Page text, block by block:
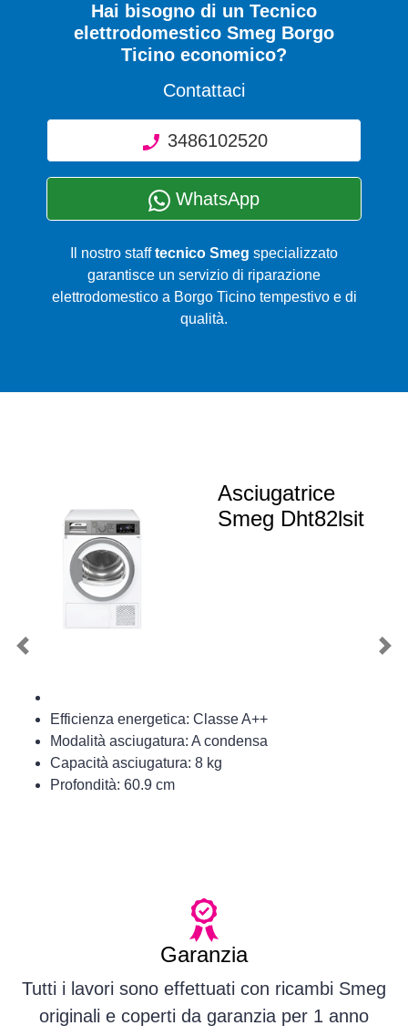
Hai bisogno di un Tecnico
elettrodomestico Smeg Borgo
Ticino economico?
Contattaci
3486102520
WhatsApp
Il nostro stafftecnico Smeg specializzato
garantisce un servizio di riparazione
elettrodomestico a Borgo Ticino tempestivo e di
qualità.
Asciugatrice
Smeg Dht82lsit
Efficienza energetica: Classe A++
Modalità asciugatura: A condensa
Capacità asciugatura: 8 kg
Profondità: 60.9 cm
Previous
Garanzia
Tutti i lavori sono effettuati con ricambi Smeg
originali e coperti da garanzia per 1 anno